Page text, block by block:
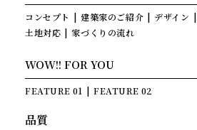
コンセプト 建築家のご紹介 デザイン
土地対応
家づくりの流れ
WOW!! FOR YOU
FEATURE 01 FEATURE 02
品質